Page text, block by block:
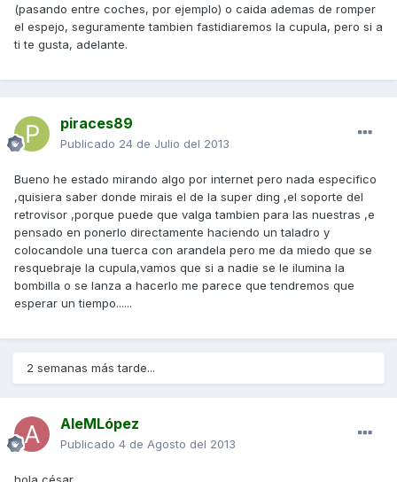
(pasando entre coches, por ejemplo) o caida ademas de romper
el espejo, seguramente tambien fastidiaremos la cupula, pero si a
ti te gusta, adelante.
piraces89
Publicado 24 de Julio del 2013
Bueno he estado mirando algo por internet pero nada especifico
,quisiera saber donde mirais el de la super ding ,el soporte del
retrovisor ,porque puede que valga tambien para las nuestras ,e
pensado en ponerlo directamente haciendo un taladro y
colocandole una tuerca con arandela pero me da miedo que se
resquebraje la cupula,vamos que si a nadie se le ilumina la
bombilla o se lanza a hacerlo me parece que tendremos que
esperar un tiempo......
2 semanas más tarde...
AleMLópez
Publicado 4 de Agosto del 2013